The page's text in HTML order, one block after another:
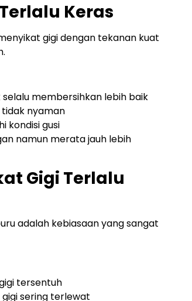
Keras
gigi dengan tekanan kuat
membersihkan lebih baik
nyaman
kondisi gusi
namun merata jauh lebih
Gigi Terlalu
adalah kebiasaan yang sangat
tersentuh
sering terlewat